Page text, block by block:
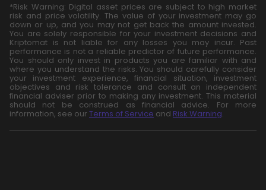
*Risk Warning: Digital asset prices are subject to high market
risk and price volatility. The value of your investment may go
down or up, and you may not get back the amount invested.
You are solely responsible for your investment decisions and
Kriptomat is not liable for any losses you may incur. Past
performance is not a reliable predictor of future performance.
You should only invest in products you are familiar with and
where you understand the risks. You should carefully consider
your investment experience, financial situation, investment
objectives and risk tolerance and consult an independent
financial adviser prior to making any investment. This material
should not be construed as financial advice. For more
information, see our Terms of Service and Risk Warning.